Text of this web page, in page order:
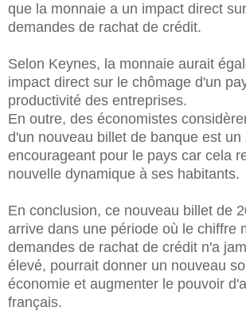
que la monnaie a un impact direct
demandes de rachat de crédit.
Selon Keynes, la monnaie aurait
impact direct sur le chômage d'un
productivité des entreprises.
En outre, des économistes
d'un nouveau billet de banque est un
encourageant pour le pays car cela
nouvelle dynamique à ses habitants.
En conclusion, ce nouveau billet de
arrive dans une période où le chiffre
demandes de rachat de crédit n'a
élevé, pourrait donner un nouveau
économie et augmenter le pouvoir
français.